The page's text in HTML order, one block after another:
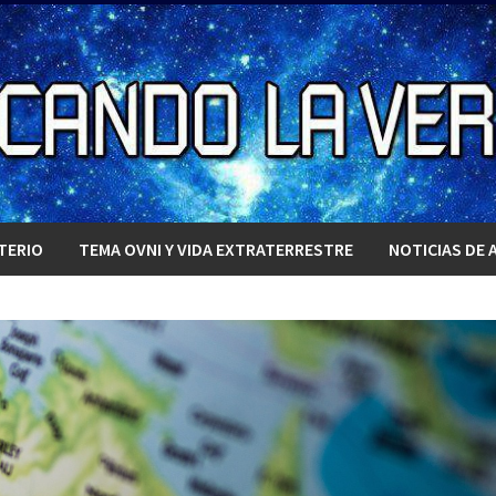
TEMA OVNI Y VIDA EXTRATERRESTRE NOTICIAS DE